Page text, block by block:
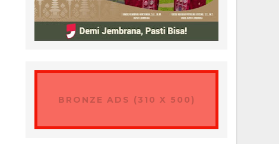
BRONZE ADS (310 X 500)